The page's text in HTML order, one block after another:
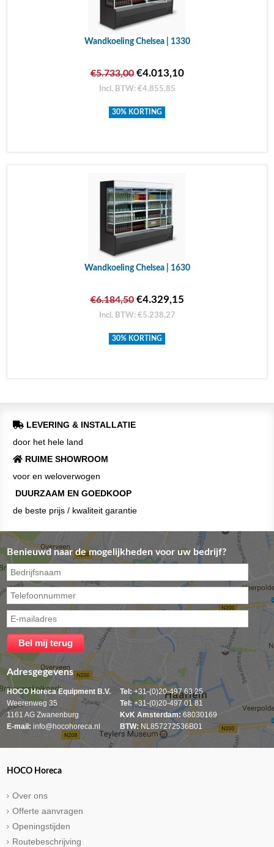
Wandkoeling Chelsea | 1330
€5.733,00€4.013,10
Incl. BTW: €4.855,85
30% KORTING
Wandkoeling Chelsea | 1630
€6.184,50€4.329,15
Incl. BTW: €5.238,27
30% KORTING
LEVERING & INSTALLATIE
door het hele land
RUIME SHOWROOM
voor en weloverwogen
DUURZAAM EN GOEDKOOP
de beste prijs / kwaliteit garantie
Benieuwd naar de mogelijkheden voor uw bedrijf?
Adresgegevens
HOCO Horeca Equipment B.V.
Weerenweg 35
1161 AG Zwanenburg
E-mail: info@hocohoreca.nl
Tel: +31-(0)20-497 63 25
Tel:+31-(0)20-497 01 81
KvK Amsterdam: 68030169
BTW: NL857272536B01
HOCO Horeca
Over ons
Offerte aanvragen
Openingstijden
Routebeschrijving